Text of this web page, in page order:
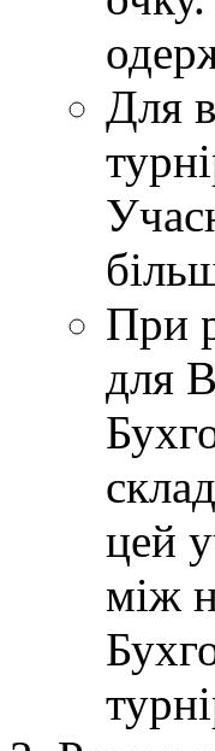
Для
При
для
цей
між